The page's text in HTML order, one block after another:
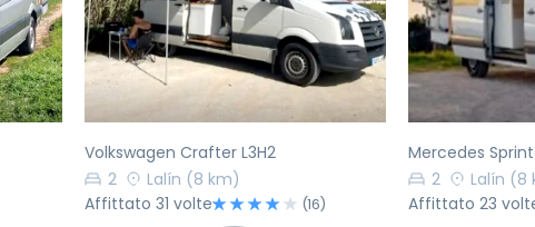
SuccessivoPrecedente Successivo
Volkswagen Crafter L3H2
2
Lalín (8 km)
Affittato 31 volte
(16)
Precedente
Mercedes
2
Lalín (8
Affittato 23